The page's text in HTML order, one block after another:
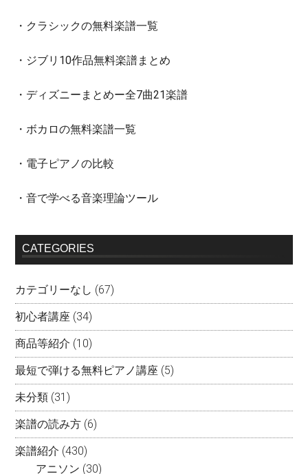
・クラシックの無料楽譜一覧
・ジブリ10作品無料楽譜まとめ
・ディズニーまとめー全7曲21楽譜
・ボカロの無料楽譜一覧
・電子ピアノの比較
・音で学べる音楽理論ツール
CATEGORIES
カテゴリーなし (67)
初心者講座 (34)
商品等紹介 (10)
最短で弾ける無料ピアノ講座 (5)
未分類 (31)
楽譜の読み方 (6)
楽譜紹介 (430)
アニソン (30)